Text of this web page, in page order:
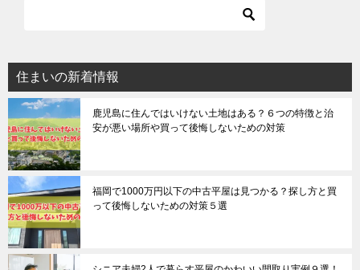
住まいの新着情報
鹿児島に住んではいけない土地はある？６つの特徴と治
安が悪い場所や買って後悔しないための対策
福岡で1000万円以下の中古平屋は見つかる？探し方と買
って後悔しないための対策５選